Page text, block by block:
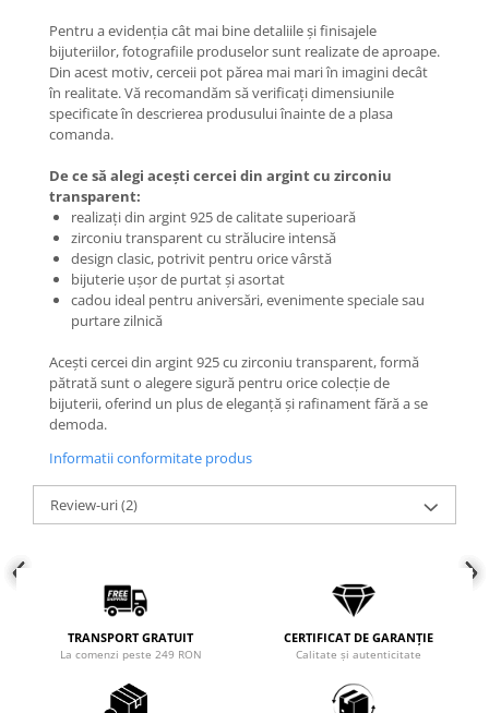
semiprețioase
Brățări din Argint cu pietre
semiprețioase
Brățări elastice cu pietre
semiprețioase
Brățări de picior din Aur
Brățări de picior din Argint
COLIERE
Coliere cu mărgele colorate și
Argint
Coliere cu pietre semiprețioase
Pentru a evidenția cât mai bine detaliile și finisajele
bijuteriilor, fotografiile produselor sunt realizate de aproape.
Din acest motiv, cerceii pot părea mai mari în imagini decât
în realitate. Vă recomandăm să verificați dimensiunile
specificate în descrierea produsului înainte de a plasa
comanda.
De ce să alegi acești cercei din argint cu zirconiu
transparent:
realizați din argint 925 de calitate superioară
zirconiu transparent cu strălucire intensă
design clasic, potrivit pentru orice vârstă
bijuterie ușor de purtat și asortat
cadou ideal pentru aniversări, evenimente speciale sau
purtare zilnică
Acești cercei din argint 925 cu zirconiu transparent, formă
pătrată sunt o alegere sigură pentru orice colecție de
bijuterii, oferind un plus de eleganță și rafinament fără a se
demoda.
Informatii conformitate produs
Review-uri(2)
TRANSPORT GRATUIT
La comenzi peste 249 RON
CERTIFICAT DE GARANȚIE
Calitate și autenticitate